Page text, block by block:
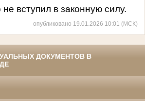
вступил в законную силу.
опубликовано 19.01.2026 10:01 (МСК)
ДОКУМЕНТОВ В